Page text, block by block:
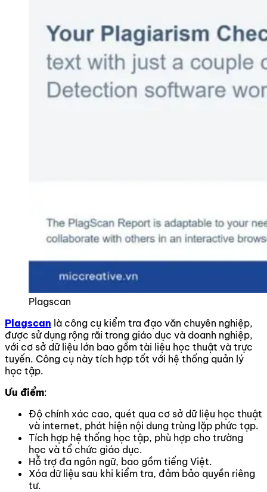
Plagscan
Plagscan là công cụ kiểm tra đạo văn chuyên nghiệp,
được sử dụng rộng rãi trong giáo dục và doanh nghiệp,
với cơ sở dữ liệu lớn bao gồm tài liệu học thuật và trực
tuyến. Công cụ này tích hợp tốt với hệ thống quản lý
học tập.
Ưu điểm:
Độ chính xác cao, quét qua cơ sở dữ liệu học thuật
và internet, phát hiện nội dung trùng lặp phức tạp.
Tích hợp hệ thống học tập, phù hợp cho trường
học và tổ chức giáo dục.
Hỗ trợ đa ngôn ngữ, bao gồm tiếng Việt.
Xóa dữ liệu sau khi kiểm tra, đảm bảo quyền riêng
tư.